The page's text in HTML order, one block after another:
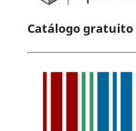
Catálogo gratuito